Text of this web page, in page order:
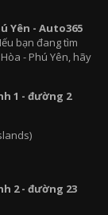
Yên - Auto365
bạn đang tìm
- Phú Yên, hãy
1 - đường 2
2 - đường 23